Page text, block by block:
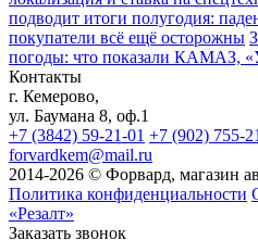
подводит итоги полугодия:
покупатели всё ещё осторожны
погоды: что показали КАМАЗ,
Контакты
г. Кемерово,
ул. Баумана 8, оф.1
+7 (3842) 59-21-01 +7 (902) 755-
forvardkem@mail.ru
2014-2026 © Форвард, магазин
Политика конфиденциальности
«Резалт»
Заказать звонок